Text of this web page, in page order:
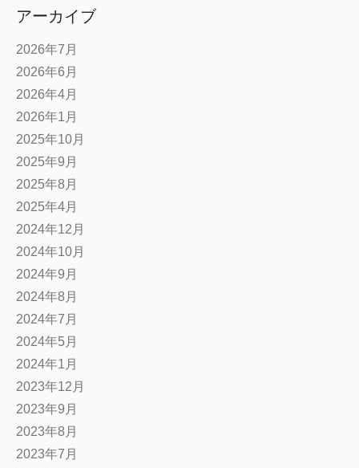
アーカイブ
2026年7月
2026年6月
2026年4月
2026年1月
2025年10月
2025年9月
2025年8月
2025年4月
2024年12月
2024年10月
2024年9月
2024年8月
2024年7月
2024年5月
2024年1月
2023年12月
2023年9月
2023年8月
2023年7月